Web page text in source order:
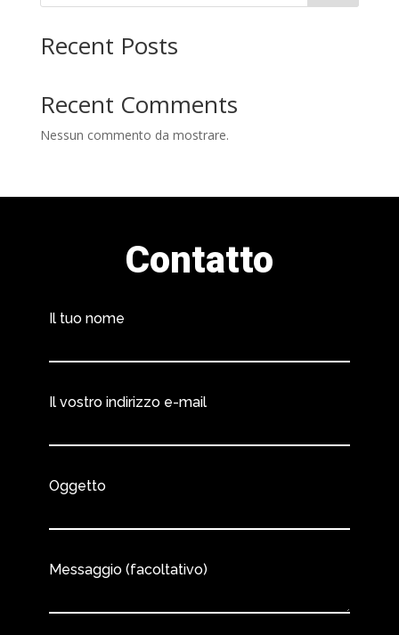
Recent Posts
Recent Comments
Nessun commento da mostrare.
Contatto
Il tuo nome
Il vostro indirizzo e-mail
Oggetto
Messaggio (facoltativo)